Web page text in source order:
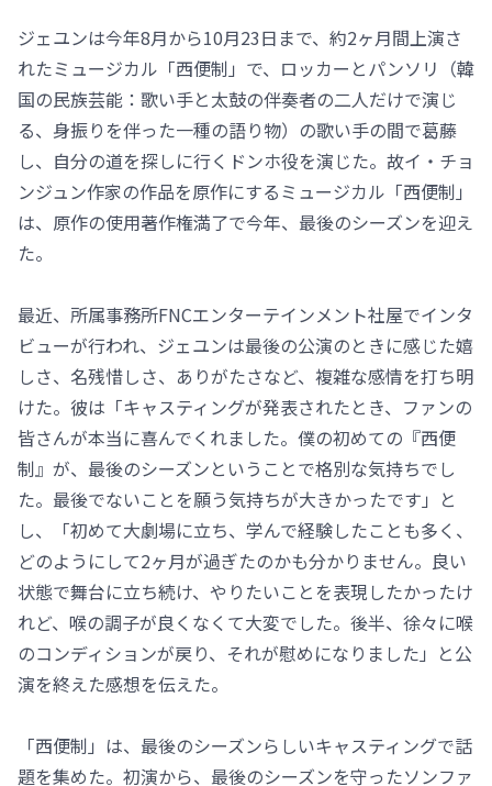
ジェユンは今年8月から10月23日まで、約2ヶ月間上演さ
れたミュージカル「西便制」で、ロッカーとパンソリ（韓
国の民族芸能：歌い手と太鼓の伴奏者の二人だけで演じ
る、身振りを伴った一種の語り物）の歌い手の間で葛藤
し、自分の道を探しに行くドンホ役を演じた。故イ・チョ
ンジュン作家の作品を原作にするミュージカル「西便制」
は、原作の使用著作権満了で今年、最後のシーズンを迎え
た。
最近、所属事務所FNCエンターテインメント社屋でインタ
ビューが行われ、ジェユンは最後の公演のときに感じた嬉
しさ、名残惜しさ、ありがたさなど、複雑な感情を打ち明
けた。彼は「キャスティングが発表されたとき、ファンの
皆さんが本当に喜んでくれました。僕の初めての『西便
制』が、最後のシーズンということで格別な気持ちでし
た。最後でないことを願う気持ちが大きかったです」と
し、「初めて大劇場に立ち、学んで経験したことも多く、
どのようにして2ヶ月が過ぎたのかも分かりません。良い
状態で舞台に立ち続け、やりたいことを表現したかったけ
れど、喉の調子が良くなくて大変でした。後半、徐々に喉
のコンディションが戻り、それが慰めになりました」と公
演を終えた感想を伝えた。
「西便制」は、最後のシーズンらしいキャスティングで話
題を集めた。初演から、最後のシーズンを守ったソンファ